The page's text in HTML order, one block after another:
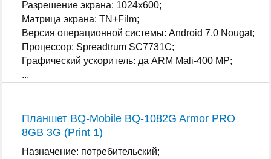
Разрешение экрана: 1024x600;
Матрица экрана: TN+Film;
Версия операционной системы: Android 7.0 Nougat;
Процессор: Spreadtrum SC7731C;
Графический ускоритель: да ARM Mali-400 MP;
...
Планшет BQ-Mobile BQ-1082G Armor PRO
8GB 3G (Print 1)
Назначение: потребительский;